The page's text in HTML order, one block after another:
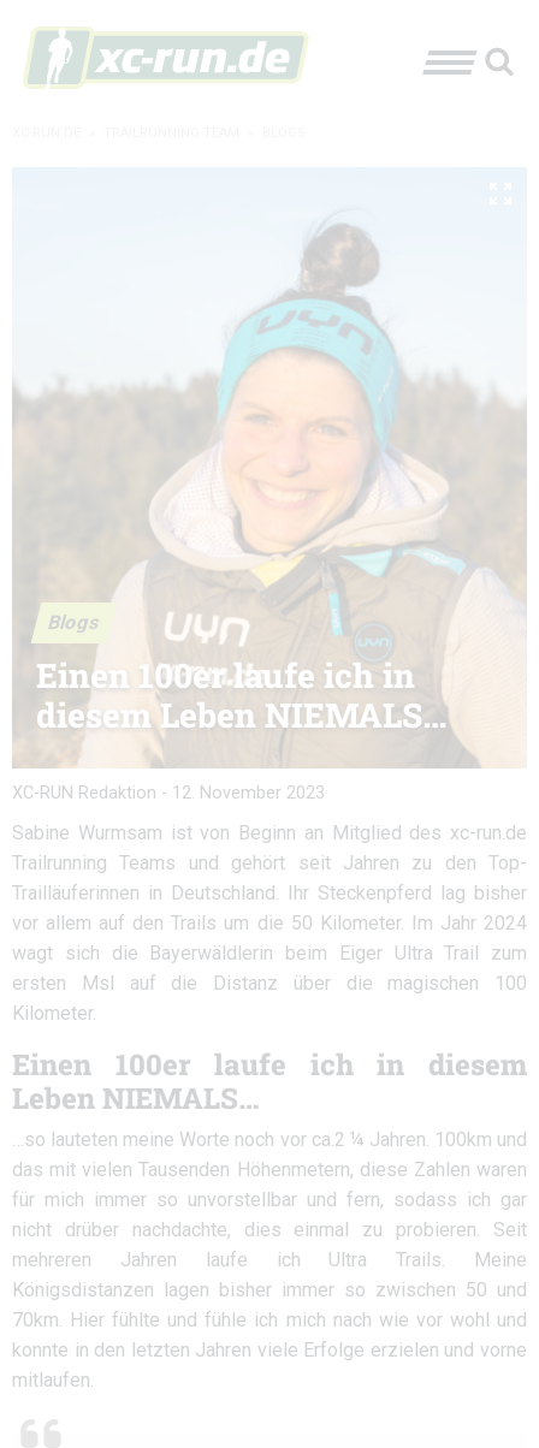
Blogs
Einen 100er laufe ich in
diesem Leben NIEMALS…
XC-RUN Redaktion - 12. November 2023
Sabine Wurmsam ist von Beginn an Mitglied des xc-run.de
Trailrunning Teams und gehört seit Jahren zu den Top-
Trailläuferinnen in Deutschland. Ihr Steckenpferd lag bisher
vor allem auf den Trails um die 50 Kilometer. Im Jahr 2024
wagt sich die Bayerwäldlerin beim Eiger Ultra Trail zum
ersten Msl auf die Distanz über die magischen 100
Kilometer.
Einen 100er laufe ich in diesem
Leben NIEMALS…
…so lauteten meine Worte noch vor ca.2 ¼ Jahren. 100km und
das mit vielen Tausenden Höhenmetern, diese Zahlen waren
für mich immer so unvorstellbar und fern, sodass ich gar
nicht drüber nachdachte, dies einmal zu probieren. Seit
mehreren Jahren laufe ich Ultra Trails. Meine
Königsdistanzen lagen bisher immer so zwischen 50 und
70km. Hier fühlte und fühle ich mich nach wie vor wohl und
konnte in den letzten Jahren viele Erfolge erzielen und vorne
mitlaufen.